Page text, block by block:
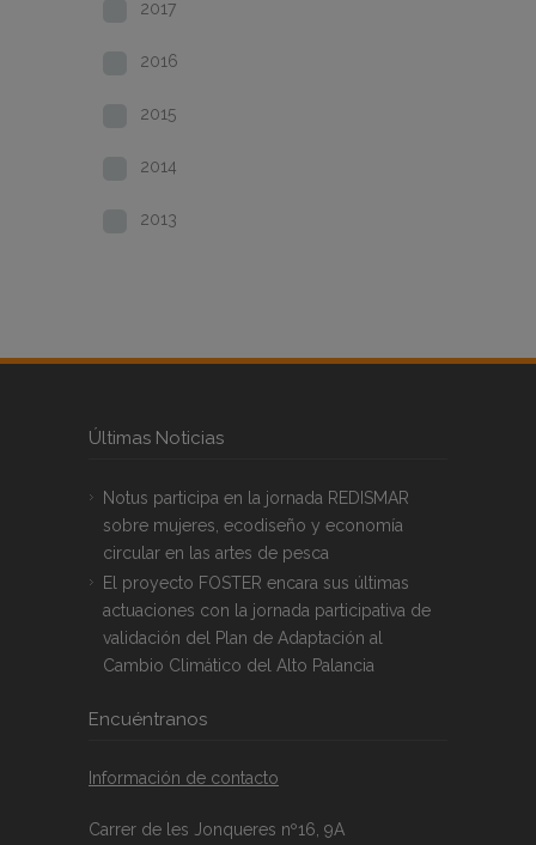
2017
2016
2015
2014
2013
Últimas Noticias
Notus participa en la jornada REDISMAR
sobre mujeres, ecodiseño y economía
circular en las artes de pesca
El proyecto FOSTER encara sus últimas
actuaciones con la jornada participativa de
validación del Plan de Adaptación al
Cambio Climático del Alto Palancia
Encuéntranos
Información de contacto
Carrer de les Jonqueres nº16, 9A